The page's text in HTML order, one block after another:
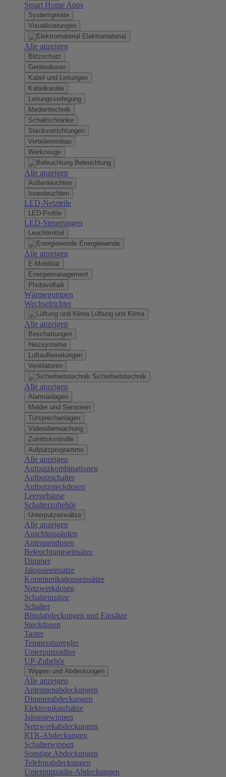
Smart Home Apps
Systemgeräte
Visualisierungen
Elektromaterial
Alle anzeigen
Blitzschutz
Gerätedosen
Kabel und Leitungen
Kabelkanäle
Leitungsverlegung
Medientechnik
Schaltschränke
Steckvorrichtungen
Verteilereinbau
Werkzeuge
Beleuchtung
Alle anzeigen
Außenleuchten
Innenleuchten
LED-Netzteile
LED-Profile
LED-Steuerungen
Leuchtmittel
Energiewende
Alle anzeigen
E-Mobilität
Energiemanagement
Photovoltaik
Wärmepumpen
Wechselrichter
Lüftung und Klima
Alle anzeigen
Beschattungen
Heizsysteme
Luftaufbereitungen
Ventilatoren
Sicherheitstechnik
Alle anzeigen
Alarmanlagen
Melder und Sensoren
Türsprechanlagen
Videoüberwachung
Zutrittskontrolle
Aufputzprogramme
Alle anzeigen
Aufputzkombinationen
Aufputzschalter
Aufputzsteckdosen
Leergehäuse
Schalterzubehör
Unterputzeinsätze
Alle anzeigen
Anschlusssäulen
Antennendosen
Beleuchtungseinsätze
Dimmer
Jalousieeinsätze
Kommunikationseinsätze
Netzwerkdosen
Schalteinsätze
Schalter
Blindabdeckungen und Einsätze
Steckdosen
Taster
Temperaturregler
Unterputzradios
UP-Zubehör
Wippen und Abdeckungen
Alle anzeigen
Antennenabdeckungen
Dimmerabdeckungen
Elektronikaufsätze
Jalousiewippen
Netzwerkabdeckungen
RTR-Abdeckungen
Schalterwippen
Sonstige Abdeckungen
Telefonabdeckungen
Unterputzradio-Abdeckungen